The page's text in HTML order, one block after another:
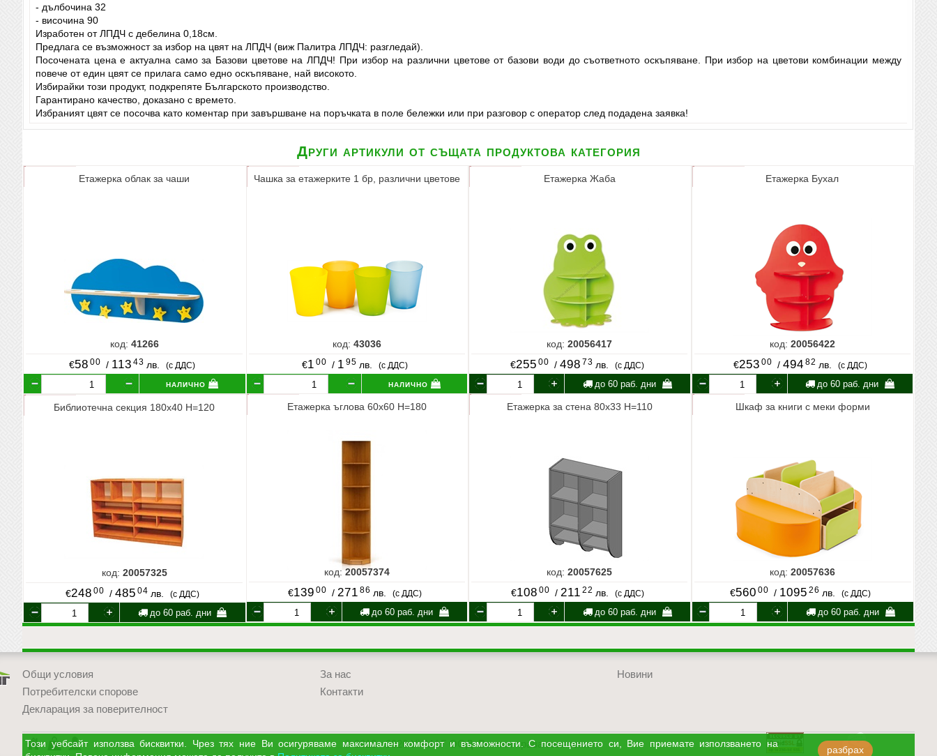
- дълбочина 32
- височина 90
Изработен от ЛПДЧ с дебелина 0,18см.
Предлага се възможност за избор на цвят на ЛПДЧ (виж Палитра ЛПДЧ: разгледай).
Посочената цена е актуална само за Базови цветове на ЛПДЧ! При избор на различни цветове от базови води до съответното оскъпяване. При избор на цветови комбинации между
повече от един цвят се прилага само едно оскъпяване, най високото.
Избирайки този продукт, подкрепяте Българското производство.
Гарантирано качество, доказано с времето.
Избраният цвят се посочва като коментар при завършване на поръчката в поле бележки или при разговор с оператор след подадена заявка!
Други артикули от същата продуктова категория
Етажерка облак за чаши
код: 41266
€58 00 / 113 43 лв. (с ДДС)
налично
Чашка за етажерките 1 бр, различни цветове
код: 43036
€1 00 / 1 95 лв. (с ДДС)
налично
Етажерка Жаба
код:20056417
€255 00 /498 73 лв. (с ДДС)
до 60 раб. дни
Етажерка Бухал
код: 20056422
€253 00 / 494 82 лв. (с ДДС)
до 60 раб. дни
Библиотечна секция 180х40 Н=120
код: 20057325
€248 00 / 485 04 лв. (с ДДС)
до 60 раб. дни
Етажерка ъглова 60х60 Н=180
код: 20057374
€139 00 / 271 86 лв. (с ДДС)
до 60 раб. дни
Етажерка за стена 80х33 Н=110
код:20057625
€108 00 / 211 22 лв. (с ДДС)
до 60 раб. дни
Шкаф за книги с меки форми
код:20057636
€560 00 / 1095 26 лв. (с ДДС)
до 60 раб. дни
Общи условия
Потребителски спорове
Декларация за поверителност
За нас
Контакти
Новини
УЧМАГКошница
Профил © 2018 - 2026 УЧМАГ ООД. Всички права запазени.
Този уебсайт използва бисквитки. Чрез тях ние Ви осигуряваме максимален комфорт и възможности. С посещението си, Вие приемате използването на
разбрах